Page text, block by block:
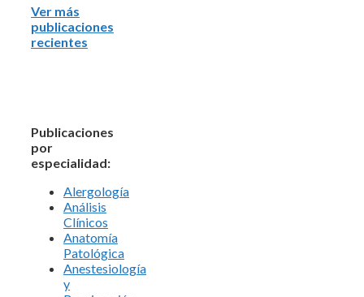
Ver más
publicaciones
recientes
Publicaciones
por
especialidad:
Alergología
Análisis
Clínicos
Anatomía
Patológica
Anestesiología
y